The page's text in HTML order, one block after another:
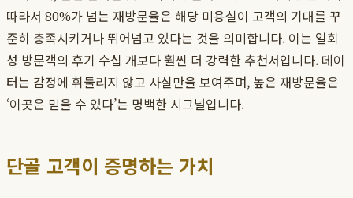
따라서 80%가 넘는 재방문율은 해당 미용실이 고객의 기대를 꾸
준히 충족시키거나 뛰어넘고 있다는 것을 의미합니다. 이는 일회
성 방문객의 후기 수십 개보다 훨씬 더 강력한 추천서입니다. 데이
터는 감정에 휘둘리지 않고 사실만을 보여주며, 높은 재방문율은
‘이곳은 믿을 수 있다’는 명백한 시그널입니다.
단골 고객이 증명하는 가치